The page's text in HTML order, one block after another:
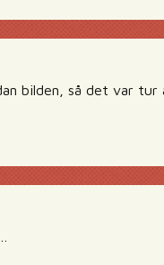
bilden, så det var